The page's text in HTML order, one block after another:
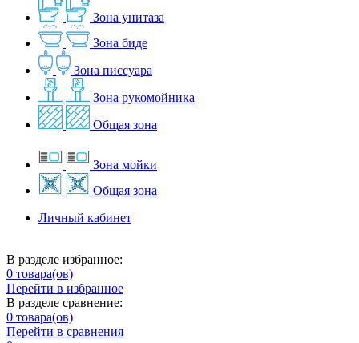
Зона унитаза
Зона биде
Зона писсуара
Зона рукомойника
Общая зона
Зона мойки
Общая зона
Личный кабинет
В разделе избранное:
0 товара(ов)
Перейти в избранное
В разделе сравнение:
0 товара(ов)
Перейти в сравнения